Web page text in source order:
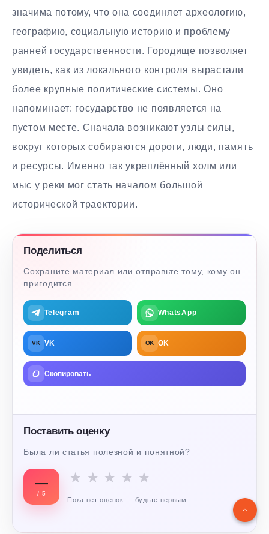
значима потому, что она соединяет археологию,
географию, социальную историю и проблему
ранней государственности. Городище позволяет
увидеть, как из локального контроля вырастали
более крупные политические системы. Оно
напоминает: государство не появляется на
пустом месте. Сначала возникают узлы силы,
вокруг которых собираются дороги, люди, память
и ресурсы. Именно так укреплённый холм или
мыс у реки мог стать началом большой
исторической траектории.
Поделиться
Сохраните материал или отправьте тому, кому он
пригодится.
Telegram WhatsApp
VK VK OK OK
Скопировать
Поставить оценку
Была ли статья полезной и понятной?
—
/ 5
★ ★ ★ ★ ★
Пока нет оценок — будьте первым